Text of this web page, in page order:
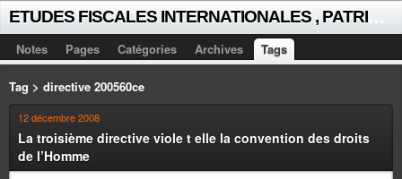
Notes Pages Catégories Archives Tags
Tag > directive 200560ce
12 décembre 2008
La troisième directive viole t elle la convention des droits
de l’Homme